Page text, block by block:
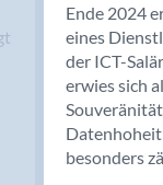
Bendern
Benken (SG)
Bergdietikon
Berlin
Bern
Bern - Liebefeld
Ende 2024
eines
der ICT-
erwies sich
besonders